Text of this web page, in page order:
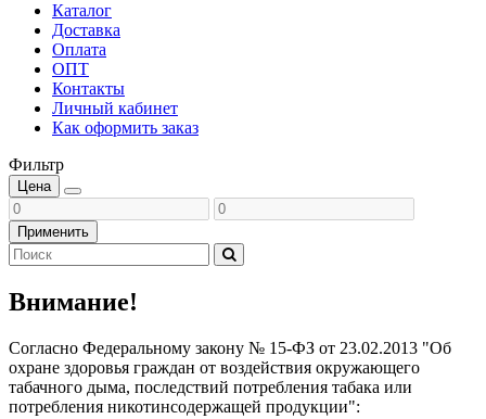
Каталог
Доставка
Оплата
ОПТ
Контакты
Личный кабинет
Как оформить заказ
Фильтр
Цена
Применить
Внимание!
Согласно Федеральному закону № 15-ФЗ от 23.02.2013 "Об
охране здоровья граждан от воздействия окружающего
табачного дыма, последствий потребления табака или
потребления никотинсодержащей продукции":